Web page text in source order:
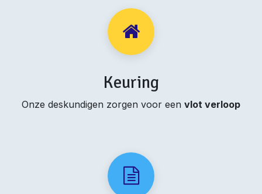
Keuring
Onze deskundigen zorgen voor een vlot verloop